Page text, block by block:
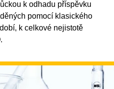
k odhadu příspěvku
pomocí klasického
k celkové nejistotě